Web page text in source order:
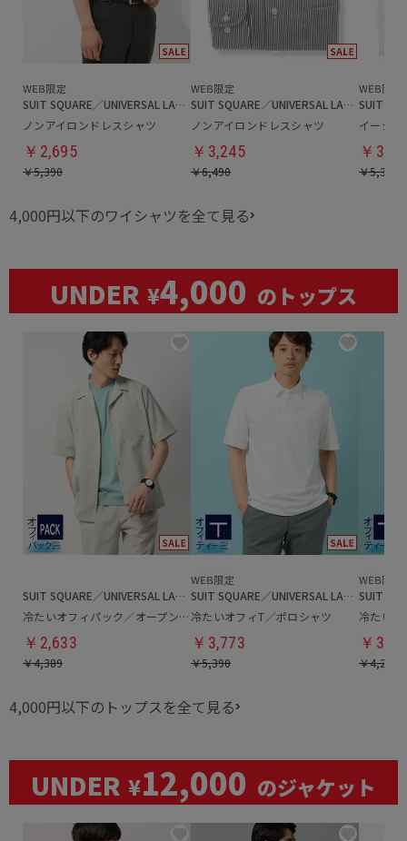
SUIT SQUARE／UNIVERSAL LANGUAGE
ノンアイロンドレスシャツ
￥2,695
￥5,390
SUIT SQUARE／UNIVERSAL LANGUAGE
ノンアイロンドレスシャツ
￥3,245
￥6,490
イージ
￥
￥5,390
4,000円以下のワイシャツを全て見る
UNDER ¥4,000 のトップス
SUIT SQUARE／UNIVERSAL LANGUAGE
冷たいオフィパック／オープンカラーシャツ
￥2,633
￥4,389
SUIT SQUARE／UNIVERSAL LANGUAGE
冷たいオフィT／ポロシャツ
￥3,773
￥5,390
冷たい
￥
￥4,290
4,000円以下のトップスを全て見る
UNDER ¥12,000 のジャケット